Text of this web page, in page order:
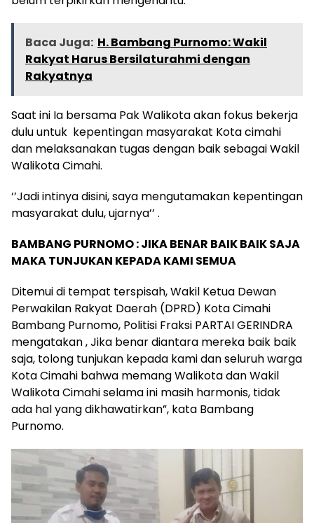
Baca Juga: H. Bambang Purnomo: Wakil
Rakyat Harus Bersilaturahmi dengan
Rakyatnya
Saat ini Ia bersama Pak Walikota akan fokus bekerja
dulu untuk kepentingan masyarakat Kota cimahi
dan melaksanakan tugas dengan baik sebagai Wakil
Walikota Cimahi.
‘’Jadi intinya disini, saya mengutamakan kepentingan
masyarakat dulu, ujarnya’’ .
BAMBANG PURNOMO : JIKA BENAR BAIK BAIK SAJA
MAKA TUNJUKAN KEPADA KAMI SEMUA
Ditemui di tempat terspisah, Wakil Ketua Dewan
Perwakilan Rakyat Daerah (DPRD) Kota Cimahi
Bambang Purnomo, Politisi Fraksi PARTAI GERINDRA
mengatakan , Jika benar diantara mereka baik baik
saja, tolong tunjukan kepada kami dan seluruh warga
Kota Cimahi bahwa memang Walikota dan Wakil
Walikota Cimahi selama ini masih harmonis, tidak
ada hal yang dikhawatirkan”, kata Bambang
Purnomo.